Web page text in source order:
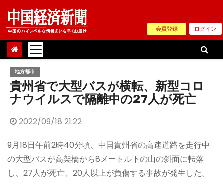
Skip
content
会員登録 ログイン
地方都市
貴州省で大型バスが横転、新型コロ
ナウイルスで隔離中の27人が死亡
2022/09/18 21:22
9月18日午前2時40分頃、中国貴州省の高速道路を走行中
の大型バスが高架橋から8メートル下の山の斜面に転落
し、27人が死亡、20人以上が負傷する事故が発生した。